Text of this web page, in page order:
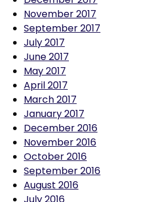
November 2017
September 2017
July 2017
June 2017
May 2017
April 2017
March 2017
January 2017
December 2016
November 2016
October 2016
September 2016
August 2016